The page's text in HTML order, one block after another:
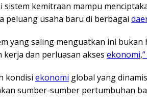
sistem kemitraan mampu
peluang usaha baru di berbagai
yang saling menguatkan ini
kerja dan perluasan akses ekonomi,
kondisi ekonomi global yang
sumber-sumber pertumbuhan